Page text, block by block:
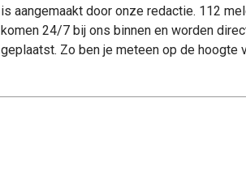
is aangemaakt door onze redactie. 112
komen 24/7 bij ons binnen en worden
geplaatst. Zo ben je meteen op de hoogte